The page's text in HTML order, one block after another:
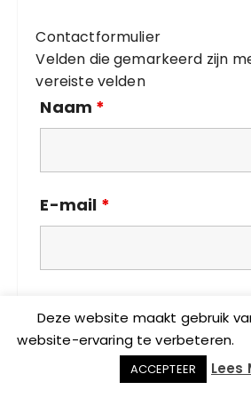
e
ë
n
Contactformulier
Velden die gemarkeerd zijn
vereiste velden
Naam *
E-mail *
Deze website maakt gebruik
website-ervaring te verbeteren.
ACCEPTEER Lees